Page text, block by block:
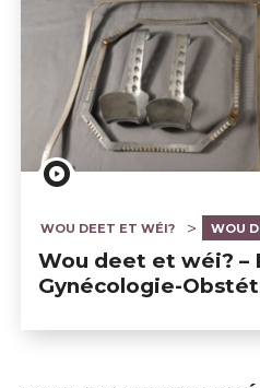
WOU DEET ET WÉI? WOU
Wou deet et wéi? –
Gynécologie-